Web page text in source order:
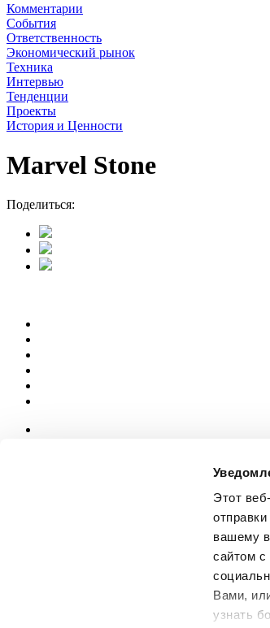
Этот
вашему
сайтом
Вами,
узнать
Комментарии
События
Ответственность
Экономический рынок
Техника
Интервью
Тенденции
Проекты
История и Ценности
Marvel Stone
Поделиться:
Viale Monte Santo, 40 - 41049 Sassuolo (MO) -